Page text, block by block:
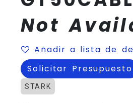
Not
Añadir a lista de
Solicitar Presupuesto
STARK